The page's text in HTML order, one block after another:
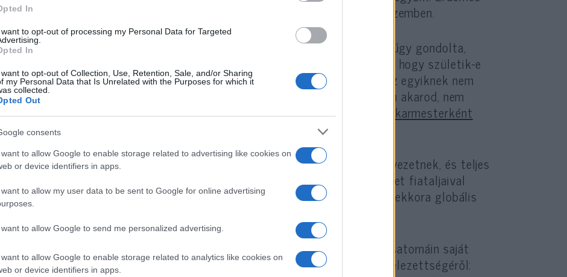
In
want to opt-out of processing my Personal Data for Targeted
In
want to opt-out of Collection, Use, Retention, Sale, and/or Sharing
my Personal Data that Is Unrelated with the Purposes for which it
collected.
Out
consents
want to allow Google to enable storage related to advertising like cookies on
or device identifiers in apps.
want to allow my user data to be sent to Google for online advertising
want to allow Google to send me personalized advertising.
want to allow Google to enable storage related to analytics like cookies on
or device identifiers in apps.
megnézni
ahogy egyedül ugrik és harcol a levegőben három ellenféllel szemben.
Ez a harcosság mindig is jellemezte. Talán nem véletlen hogy ő maga is úgy gondolta,
hogy érdemes lehet papírra vetni közlendőjét. Egyelőre még nem ismert, hogy születik-e
esszékötet a tollából, mindenesetre két gyerekkönyvet már publikált. Az egyiknek nem
titkoltan cionista vonala is van – Herzl-t idézi motivációként. („Ha igazán akarod, nem
álom”) Edelman sokoldalúságáról tanúskodik, hogy három évvel ezelőtt karmesterként
dirigált egy zenekart jótékonysági célból.
Karitatív aktivitása régóta ismert, maga is tagja több adományozó szervezetnek, és teljes
szélességgel támogatója Izrael államának. Pár éve egy filantróp szervezet fiataljaival
kereste fel az országot. Ritkán látni ennyire önfeledt Izrael-imázsvideót ekkora globális
sztrárral.
Edelman, aki magától értetődő természetességgel posztol közösségi csatornáin saját
zsidó ünnepléseiről, több alkalommal a pálya mellett is hitet tett elkötelezettségéről: